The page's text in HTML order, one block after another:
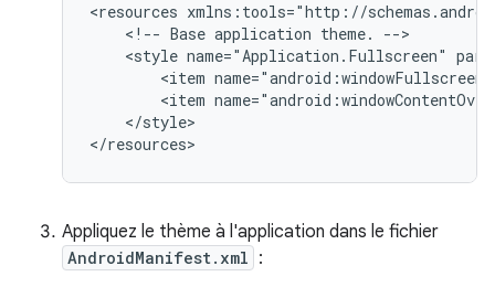
<resources
<!-- Base application theme.
<style name="Application.Fullscreen"
<item
<item
</style>
Appliquez le thème à l'application dans le fichier
AndroidManifest.xml :